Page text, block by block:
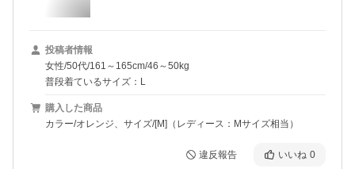
投稿者情報
女性/50代/161～165cm/46～50kg
普段着ているサイズ：L
購入した商品
カラー/オレンジ、サイズ/[M]（レディース：Mサイズ相当）
違反報告 いいね 0